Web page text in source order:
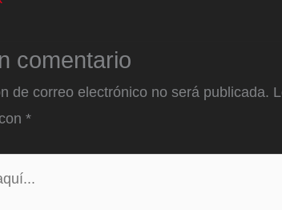
comentario
de correo electrónico no será publicada.
*